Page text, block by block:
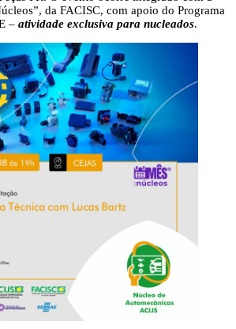
da FACISC, com apoio do Programa
– atividade exclusiva para nucleados.